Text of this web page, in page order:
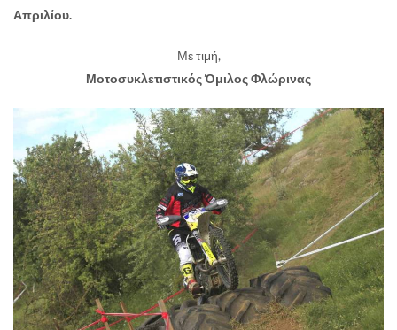
Απριλίου.
Με τιμή,
Μοτοσυκλετιστικός Όμιλος Φλώρινας